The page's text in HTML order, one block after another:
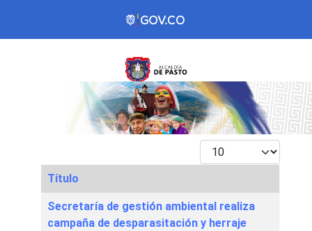
Mostrar #
Articles
Título
Secretaría de gestión ambiental realiza
campaña de desparasitación y herraje